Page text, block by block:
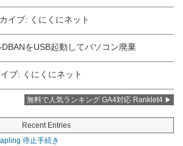
イブ: くにくにネット
をUSB起動してパソコン廃棄
ブ: くにくにネット
無料で人気ランキング GA4対応 Ranklet4
Recent Entries
停止手続き